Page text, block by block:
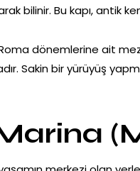
bilinir. Bu kapı, antik
dönemlerine ait
Sakin bir yürüyüş